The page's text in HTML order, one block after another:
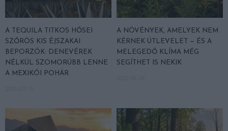
A TEQUILA TITKOS HŐSEI
SZŐRÖS KIS ÉJSZAKAI
BEPORZÓK: DENEVÉREK
NÉLKÜL SZOMORÚBB LENNE
A MEXIKÓI POHÁR
A NÖVÉNYEK, AMELYEK NEM
KÉRNEK ÚTLEVELET — ÉS A
MELEGEDŐ KLÍMA MÉG
SEGÍTHET IS NEKIK